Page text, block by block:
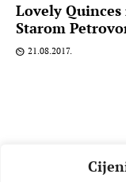
Lovely
Starom
21.08.2017.